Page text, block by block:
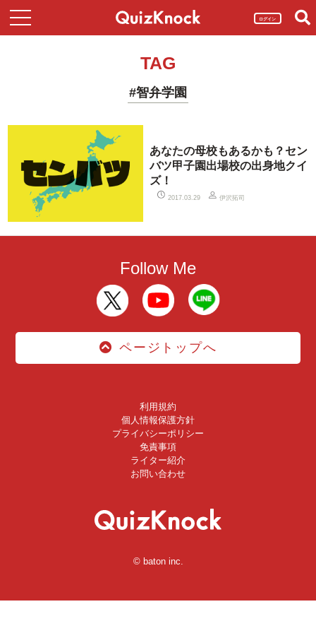
ログイン
TAG
#智弁学園
あなたの母校もあるかも？セン
バツ甲子園出場校の出身地クイ
ズ！
2017.03.29 伊沢拓司
Follow Me
ページトップへ
利用規約
個人情報保護方針
プライバシーポリシー
免責事項
ライター紹介
お問い合わせ
© baton inc.